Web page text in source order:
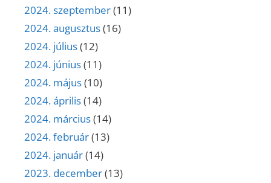
2024. szeptember(11)
2024. augusztus(16)
2024. július(12)
2024. június(11)
2024. május(10)
2024. április(14)
2024. március(14)
2024. február(13)
2024. január(14)
2023. december(13)